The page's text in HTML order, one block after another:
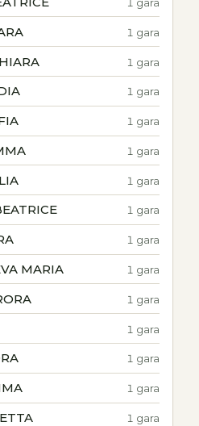
1 gara
1 gara
1 gara
1 gara
1 gara
1 gara
1 gara
1 gara
MARIA 1 gara
1 gara
1 gara
1 gara
1 gara
1 gara